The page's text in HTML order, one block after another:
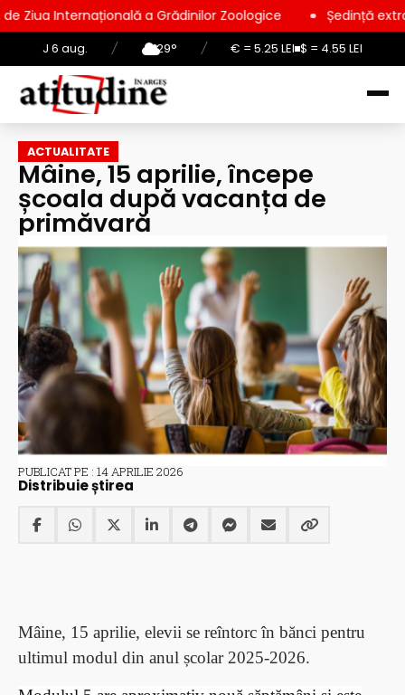
J 6 aug. / 29° / € = 5.25 LEI $ = 4.55 LEI
a Grădinilor Zoologice Ședință extraordinară la
ACTUALITATE
Mâine, 15 aprilie, începe
școala după vacanța de
primăvară
PUBLICAT PE : 14 APRILIE 2026
Distribuie știrea
Mâine, 15 aprilie, elevii se reîntorc în bănci pentru
ultimul modul din anul școlar 2025-2026.